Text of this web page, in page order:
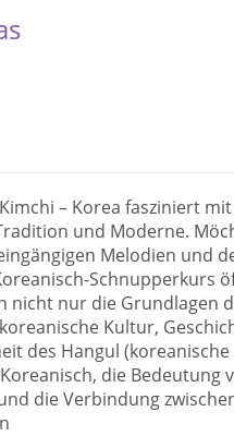
– Korea fasziniert
und Moderne.
Melodien und
Schnupperkurs
nicht nur die Grundlagen
Kultur,
des Hangul
die Bedeutung
die Verbindung